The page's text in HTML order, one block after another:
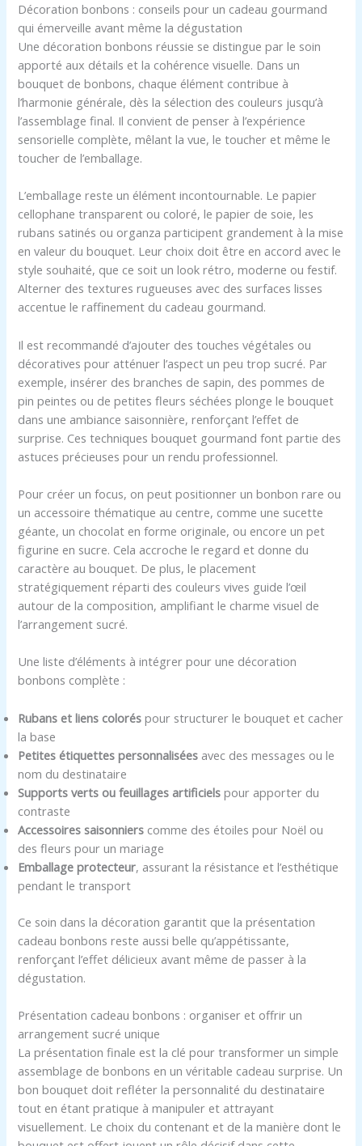
Décoration bonbons : conseils pour un cadeau gourmand
qui émerveille avant même la dégustation
Une décoration bonbons réussie se distingue par le soin
apporté aux détails et la cohérence visuelle. Dans un
bouquet de bonbons, chaque élément contribue à
l’harmonie générale, dès la sélection des couleurs jusqu’à
l’assemblage final. Il convient de penser à l’expérience
sensorielle complète, mêlant la vue, le toucher et même le
toucher de l’emballage.
L’emballage reste un élément incontournable. Le papier
cellophane transparent ou coloré, le papier de soie, les
rubans satinés ou organza participent grandement à la mise
en valeur du bouquet. Leur choix doit être en accord avec le
style souhaité, que ce soit un look rétro, moderne ou festif.
Alterner des textures rugueuses avec des surfaces lisses
accentue le raffinement du cadeau gourmand.
Il est recommandé d’ajouter des touches végétales ou
décoratives pour atténuer l’aspect un peu trop sucré. Par
exemple, insérer des branches de sapin, des pommes de
pin peintes ou de petites fleurs séchées plonge le bouquet
dans une ambiance saisonnière, renforçant l’effet de
surprise. Ces techniques bouquet gourmand font partie des
astuces précieuses pour un rendu professionnel.
Pour créer un focus, on peut positionner un bonbon rare ou
un accessoire thématique au centre, comme une sucette
géante, un chocolat en forme originale, ou encore un pet
figurine en sucre. Cela accroche le regard et donne du
caractère au bouquet. De plus, le placement
stratégiquement réparti des couleurs vives guide l’œil
autour de la composition, amplifiant le charme visuel de
l’arrangement sucré.
Une liste d’éléments à intégrer pour une décoration
bonbons complète :
Rubans et liens colorés pour structurer le bouquet et cacher
la base
Petites étiquettes personnalisées avec des messages ou le
nom du destinataire
Supports verts ou feuillages artificiels pour apporter du
contraste
Accessoires saisonniers comme des étoiles pour Noël ou
des fleurs pour un mariage
Emballage protecteur, assurant la résistance et l’esthétique
pendant le transport
Ce soin dans la décoration garantit que la présentation
cadeau bonbons reste aussi belle qu’appétissante,
renforçant l’effet délicieux avant même de passer à la
dégustation.
Présentation cadeau bonbons : organiser et offrir un
arrangement sucré unique
La présentation finale est la clé pour transformer un simple
assemblage de bonbons en un véritable cadeau surprise. Un
bon bouquet doit refléter la personnalité du destinataire
tout en étant pratique à manipuler et attrayant
visuellement. Le choix du contenant et de la manière dont le